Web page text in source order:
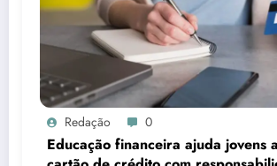
Redação 0
Educação financeira ajuda jovens